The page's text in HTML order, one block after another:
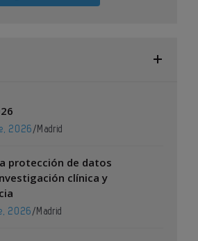
2026 / Madrid
protección de datos
clínica y
2026 / Madrid